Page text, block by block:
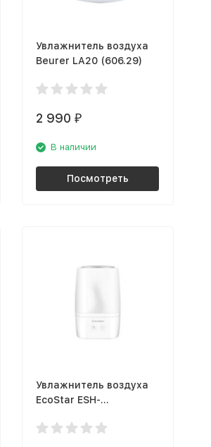
Увлажнитель воздуха
Beurer LA20 (606.29)
2 990₽
В наличии
Посмотреть
Увлажнитель воздуха
EcoStar ESH-